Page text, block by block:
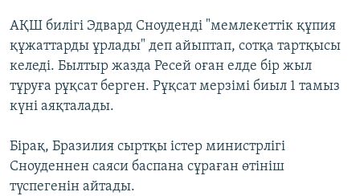
АҚШ билігі Эдвард Сноуденді "мемлекеттік құпия
құжаттарды ұрлады" деп айыптап, сотқа тартқысы
келеді. Былтыр жазда Ресей оған елде бір жыл
тұруға рұқсат берген. Рұқсат мерзімі биыл 1 тамыз
күні аяқталады.
Бірақ, Бразилия сыртқы істер министрлігі
Сноуденнен саяси баспана сұраған өтініш
түспегенін айтады.